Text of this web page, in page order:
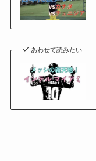
あわせて読みたい